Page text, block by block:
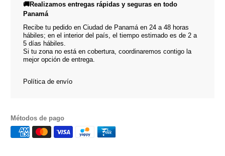
🚚Realizamos entregas rápidas y seguras en todo
Panamá
Recibe tu pedido en Ciudad de Panamá en 24 a 48 horas
hábiles; en el interior del país, el tiempo estimado es de 2 a
5 días hábiles.
Si tu zona no está en cobertura, coordinaremos contigo la
mejor opción de entrega.
Política de envío
Métodos de pago